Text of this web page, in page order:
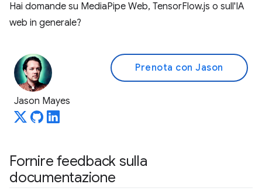
Hai domande su MediaPipe Web, TensorFlow.js o sull'IA
web in generale?
Jason Mayes
Prenota con Jason
Fornire feedback sulla
documentazione